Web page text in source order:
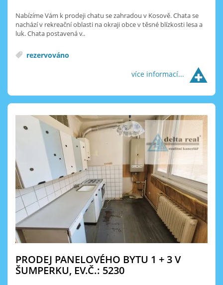
Nabízíme Vám k prodeji chatu se zahradou v Kosově. Chata se
nachází v rekreační oblasti na okraji obce v těsné blízkosti lesa a
luk. Chata postavená v..
rezervováno
více informací...
PRODEJ PANELOVÉHO BYTU 1 + 3 V
ŠUMPERKU, EV.Č.: 5230